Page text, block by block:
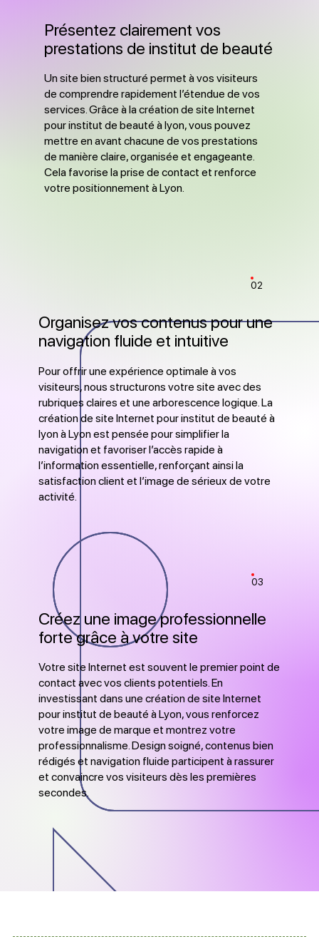
Présentez clairement vos
prestations de institut de beauté
Un site bien structuré permet à vos visiteurs
de comprendre rapidement l’étendue de vos
services. Grâce à la création de site Internet
pour institut de beauté à lyon, vous pouvez
mettre en avant chacune de vos prestations
de manière claire, organisée et engageante.
Cela favorise la prise de contact et renforce
votre positionnement à Lyon.
02
Organisez vos contenus pour une
navigation fluide et intuitive
Pour offrir une expérience optimale à vos
visiteurs, nous structurons votre site avec des
rubriques claires et une arborescence logique. La
création de site Internet pour institut de beauté à
lyon à Lyon est pensée pour simplifier la
navigation et favoriser l’accès rapide à
l’information essentielle, renforçant ainsi la
satisfaction client et l’image de sérieux de votre
activité.
03
Créez une image professionnelle
forte grâce à votre site
Votre site Internet est souvent le premier point de
contact avec vos clients potentiels. En
investissant dans une création de site Internet
pour institut de beauté à Lyon, vous renforcez
votre image de marque et montrez votre
professionnalisme. Design soigné, contenus bien
rédigés et navigation fluide participent à rassurer
et convaincre vos visiteurs dès les premières
secondes.